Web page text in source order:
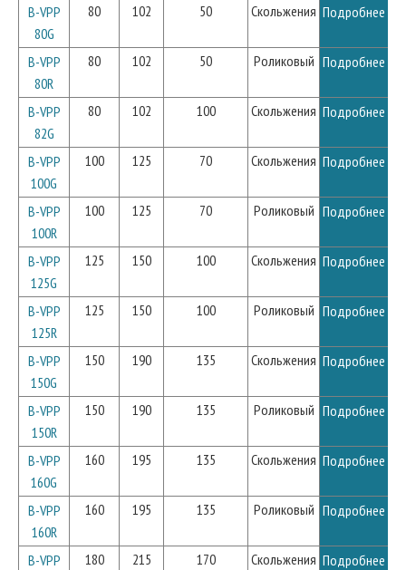
B-VPP
80G
80 102 50 Скольжения Подробнее
B-VPP
80R
80 102 50 Роликовый Подробнее
B-VPP
82G
80 102 100 Скольжения Подробнее
B-VPP
100G
100 125 70 Скольжения Подробнее
B-VPP
100R
100 125 70 Роликовый Подробнее
B-VPP
125G
125 150 100 Скольжения Подробнее
B-VPP
125R
125 150 100 Роликовый Подробнее
B-VPP
150G
150 190 135 Скольжения Подробнее
B-VPP
150R
150 190 135 Роликовый Подробнее
B-VPP
160G
160 195 135 Скольжения Подробнее
B-VPP
160R
160 195 135 Роликовый Подробнее
B-VPP
180 215 170 Скольжения Подробнее